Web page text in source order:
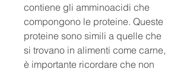
contiene gli amminoacidi che
compongono le proteine. Queste
proteine ​​sono simili a quelle che
si trovano in alimenti come carne,
è importante ricordare che non